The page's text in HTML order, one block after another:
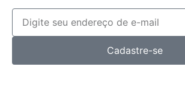
Cadastre-se